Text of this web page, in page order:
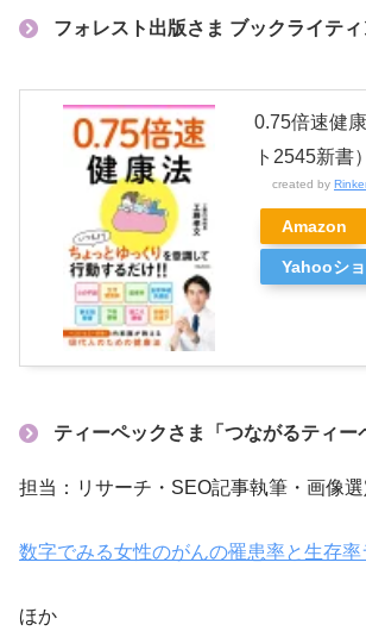
フォレスト出版さま ブックライテ
0.75倍速健
ト2545新書
created by
Amazon
Yahooシ
ティーペックさま「つながるティー
担当：リサーチ・SEO記事執筆・画像選
数字でみる女性のがんの罹患率と生存
ほか